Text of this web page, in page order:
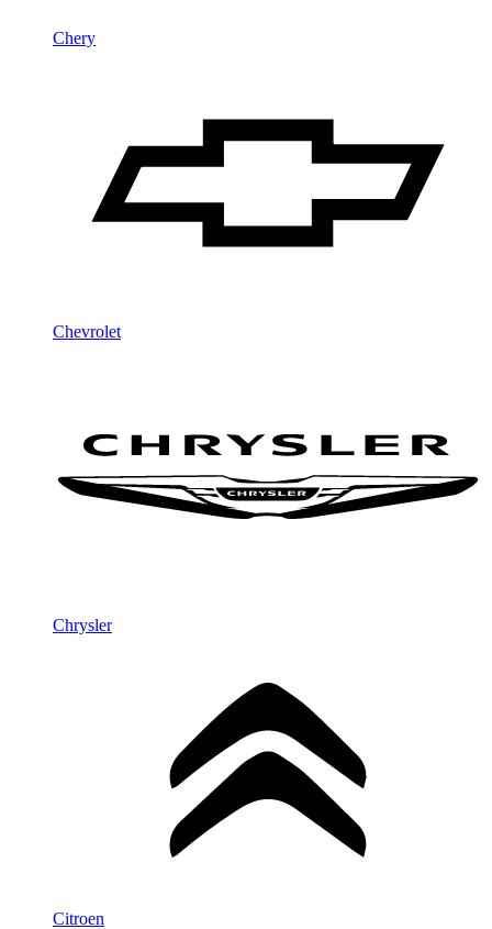
Chery
Chevrolet
Chrysler
Citroen